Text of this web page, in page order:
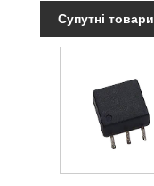
Супутні товари